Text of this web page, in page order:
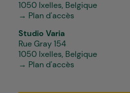
1050 Ixelles, Belgique
→ Plan d'accès
Studio Varia
Rue Gray 154
1050 Ixelles, Belgique
→ Plan d'accès